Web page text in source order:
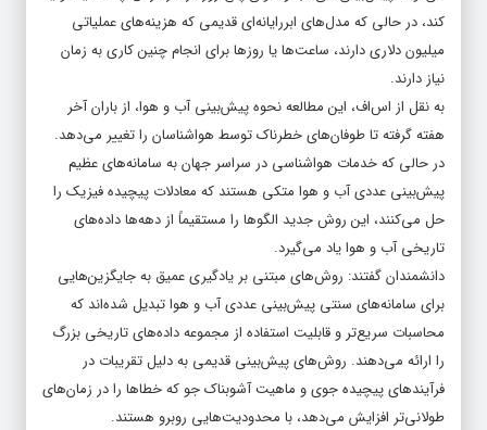
کند، در حالی که مدل‌های ابررایانه‌ای قدیمی که هزینه‌های عملیاتی
میلیون دلاری دارند، ساعت‌ها یا روزها برای انجام چنین کاری به زمان
نیاز دارند.
به نقل از اس‌اف، این مطالعه نحوه پیش‌بینی آب و هوا، از باران آخر
هفته گرفته تا طوفان‌های خطرناک توسط هواشناسان را تغییر می‌دهد.
در حالی که خدمات هواشناسی در سراسر جهان به سامانه‌های عظیم
پیش‌بینی عددی آب و هوا متکی هستند که معادلات پیچیده فیزیک را
حل می‌کنند، این روش جدید الگوها را مستقیماً از دهه‌ها داده‌های
تاریخی آب و هوا یاد می‌گیرد.
دانشمندان گفتند: روش‌های مبتنی بر یادگیری عمیق به جایگزین‌هایی
برای سامانه‌های سنتی پیش‌بینی عددی آب و هوا تبدیل شده‌اند که
محاسبات سریع‌تر و قابلیت استفاده از مجموعه داده‌های تاریخی بزرگ
را ارائه می‌دهند. روش‌های پیش‌بینی قدیمی به دلیل تقریبات در
فرآیندهای پیچیده جوی و ماهیت آشوبناک جو که خطاها را در زمان‌های
طولانی‌تر افزایش می‌دهد، با محدودیت‌هایی روبرو هستند.